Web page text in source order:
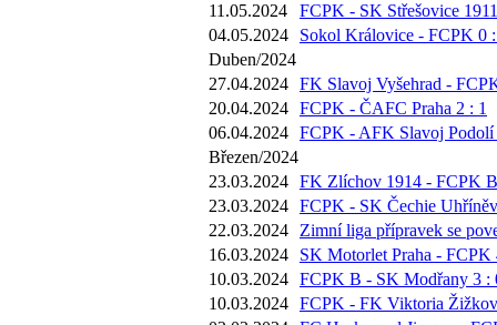
11.05.2024
FCPK - SK Střešovice
04.05.2024
Sokol Královice - FCPK 0
Duben/2024
27.04.2024 FK Slavoj Vyšehrad -
20.04.2024 FCPK - ČAFC Praha 2 : 1
06.04.2024 FCPK - AFK Slavoj Podolí
Březen/2024
23.03.2024 FK Zlíchov 1914 - FCPK
23.03.2024 FCPK - SK Čechie
22.03.2024
Zimní liga přípravek se
16.03.2024
SK Motorlet Praha - FCPK
10.03.2024 FCPK B - SK Modřany 3 :
10.03.2024 FCPK - FK Viktoria